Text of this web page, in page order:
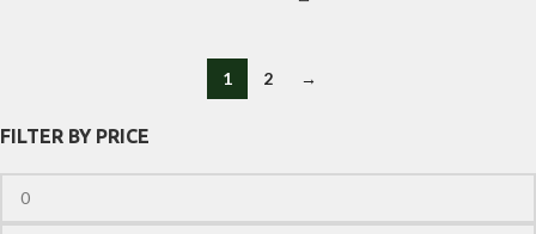
FILTER BY PRICE
1 2 →